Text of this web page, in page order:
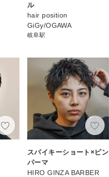
ル
hair position
GiGy/OGAWA
岐阜駅
スパイキーショート×ピン
パーマ
HIRO GINZA BARBER